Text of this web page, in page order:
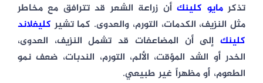
تذكرمايو كلينكأن زراعة الشعر قد تترافق مع مخاطر
مثل النزيف، الكدمات، التورم، والعدوى. كما تشير كليفلاند
كلينك إلى أن المضاعفات قد تشمل النزيف، العدوى،
الخدر أو الشد المؤقت، الألم، التورم، الندبات، ضعف نمو
الطعوم، أو مظهراً غير طبيعي.